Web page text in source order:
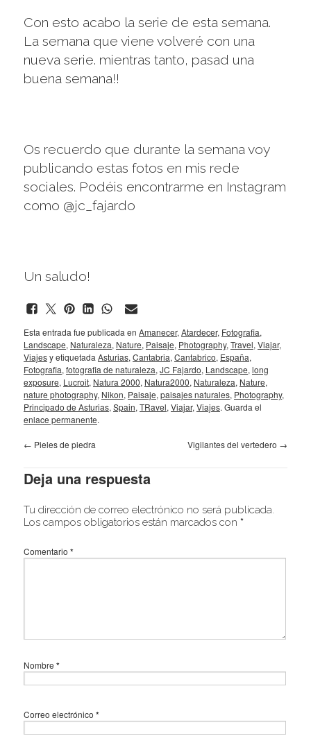
Con esto acabo la serie de esta semana.
La semana que viene volveré con una
nueva serie. mientras tanto, pasad una
buena semana!!
Os recuerdo que durante la semana voy
publicando estas fotos en mis rede
sociales. Podéis encontrarme en Instagram
como @jc_fajardo
Un saludo!
Esta entrada fue publicada en Amanecer, Atardecer, Fotografia,
Landscape, Naturaleza, Nature, Paisaje, Photography, Travel, Viajar,
Viajesy etiquetada Asturias, Cantabria, Cantabrico, España,
Fotografia, fotografia de naturaleza, JC Fajardo, Landscape, long
exposure, Lucroit, Natura 2000, Natura2000, Naturaleza, Nature,
nature photography, Nikon, Paisaje, paisajes naturales, Photography,
Principado de Asturias, Spain, TRavel, Viajar, Viajes. Guarda el
enlace permanente.
← Pieles de piedra Vigilantes del vertedero →
Deja una respuesta
Tu dirección de correo electrónico no será publicada.
Los campos obligatorios están marcados con *
Comentario *
Nombre *
Correo electrónico *